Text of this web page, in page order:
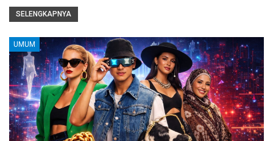
SELENGKAPNYA
UMUM